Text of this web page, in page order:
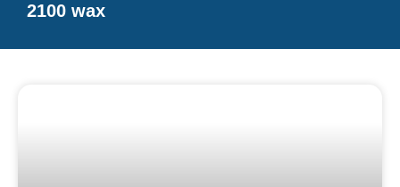
2100 wax